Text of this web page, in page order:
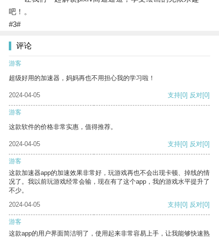
吧！。
#3#
评论
游客
超级好用的加速器，妈妈再也不用担心我的学习啦！
2024-04-05 支持[0] 反对[0]
游客
这款软件的价格非常实惠，值得推荐。
2024-04-05 支持[0] 反对[0]
游客
这款加速器app的加速效果非常好，玩游戏再也不会出现卡顿、掉线的情
况了。我以前玩游戏经常会输，现在有了这个app，我的游戏水平提升了
不少。
2024-04-05
支持[0] 反对[0]
游客
这款app的用户界面简洁明了，使用起来非常容易上手，让我能够快速熟